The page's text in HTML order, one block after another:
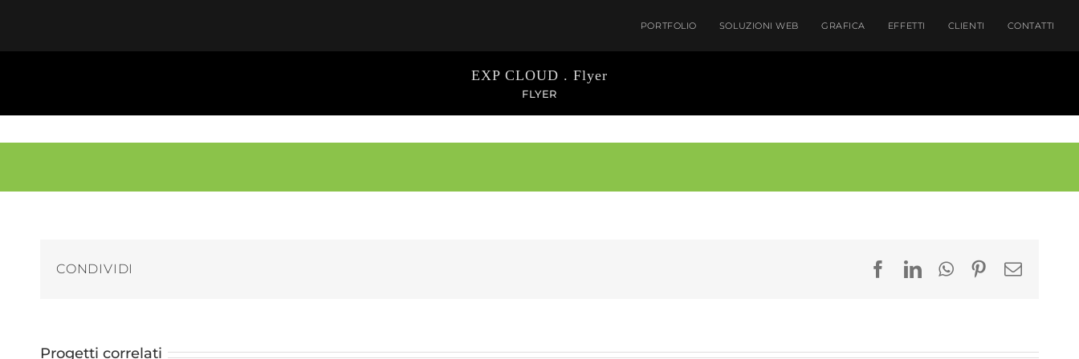
PORTFOLIO SOLUZIONI WEB GRAFICA EFFETTI CLIENTI CONTATTI
EXP CLOUD . Flyer
FLYER
CONDIVIDI Facebook
LinkedInWhatsApp
Pinterest
Progetti correlati